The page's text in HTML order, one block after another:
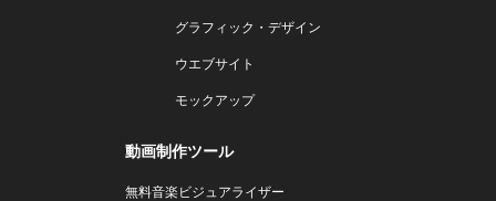
グラフィック・デザイン
ウエブサイト
モックアップ
動画制作ツール
無料音楽ビジュアライザー